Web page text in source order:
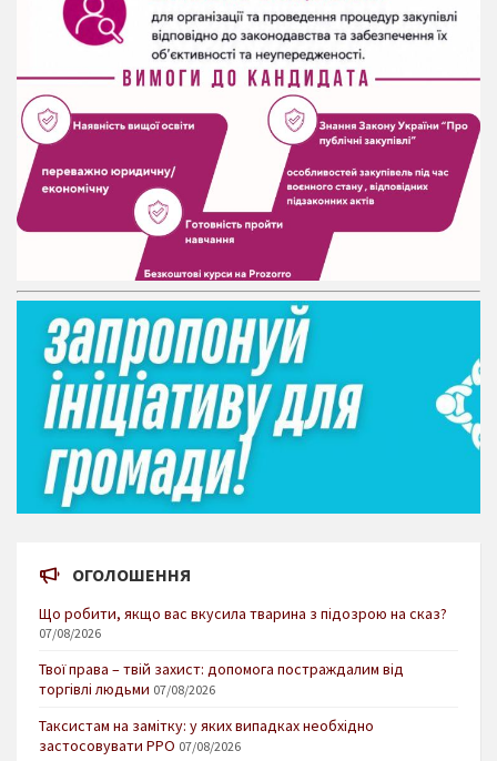
ОГОЛОШЕННЯ
Що робити, якщо вас вкусила тварина з підозрою на сказ?
07/08/2026
Твої права – твій захист: допомога постраждалим від
торгівлі людьми 07/08/2026
Таксистам на замітку: у яких випадках необхідно
застосовувати РРО 07/08/2026